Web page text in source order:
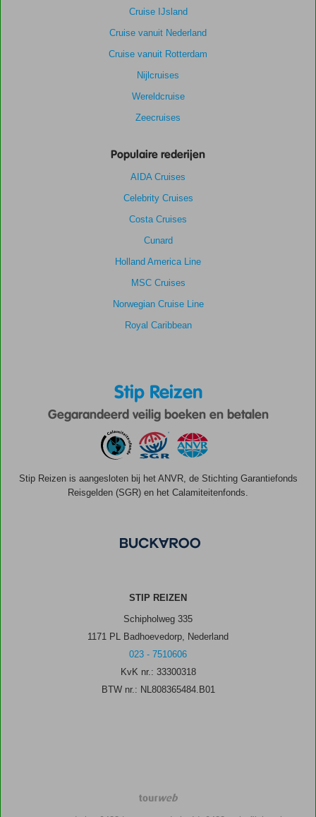
Cruise IJsland
Cruise vanuit Nederland
Cruise vanuit Rotterdam
Nijlcruises
Wereldcruise
Zeecruises
Populaire rederijen
AIDA Cruises
Celebrity Cruises
Costa Cruises
Cunard
Holland America Line
MSC Cruises
Norwegian Cruise Line
Royal Caribbean
Stip Reizen
Gegarandeerd veilig boeken en betalen
Stip Reizen is aangesloten bij het ANVR, de Stichting Garantiefonds
Reisgelden (SGR) en het Calamiteitenfonds.
STIP REIZEN
Schipholweg 335
1171 PL Badhoevedorp, Nederland
023 - 7510606
KvK nr.: 33300318
BTW nr.: NL808365484.B01
TourWeb